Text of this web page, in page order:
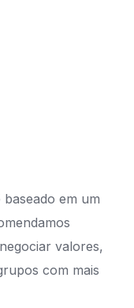
em um
valores,
com mais